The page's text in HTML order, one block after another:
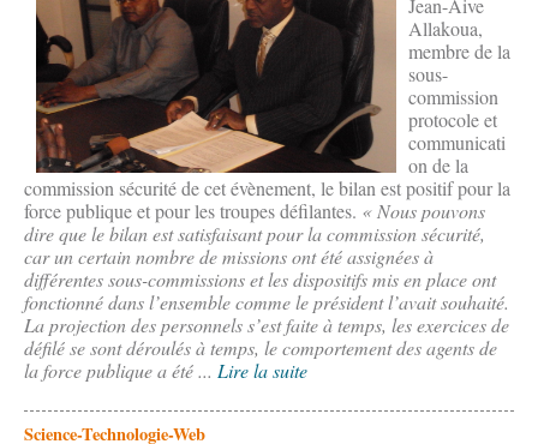
Jean-Aive
Allakoua,
membre de la
sous-
commission
protocole et
communicati
on de la
commission sécurité de cet évènement, le bilan est positif pour la
force publique et pour les troupes défilantes. « Nous pouvons
dire que le bilan est satisfaisant pour la commission sécurité,
car un certain nombre de missions ont été assignées à
différentes sous-commissions et les dispositifs mis en place ont
fonctionné dans l’ensemble comme le président l’avait souhaité.
La projection des personnels s’est faite à temps, les exercices de
défilé se sont déroulés à temps, le comportement des agents de
la force publique a été ... Lire la suite
Science-Technologie-Web